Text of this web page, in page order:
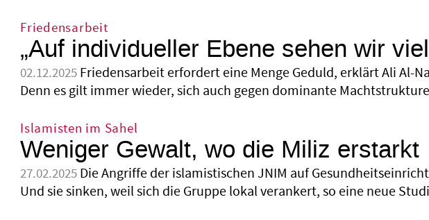
Friedensarbeit
„Auf individueller Ebene sehen wir
02.12.2025 Friedensarbeit erfordert eine Menge Geduld, erklärt Ali Al-
Denn es gilt immer wieder, sich auch gegen dominante
Islamisten im Sahel
Weniger Gewalt, wo die Miliz erstarkt
27.02.2025 Die Angriffe der islamistischen JNIM auf
Und sie sinken, weil sich die Gruppe lokal verankert, so eine neue